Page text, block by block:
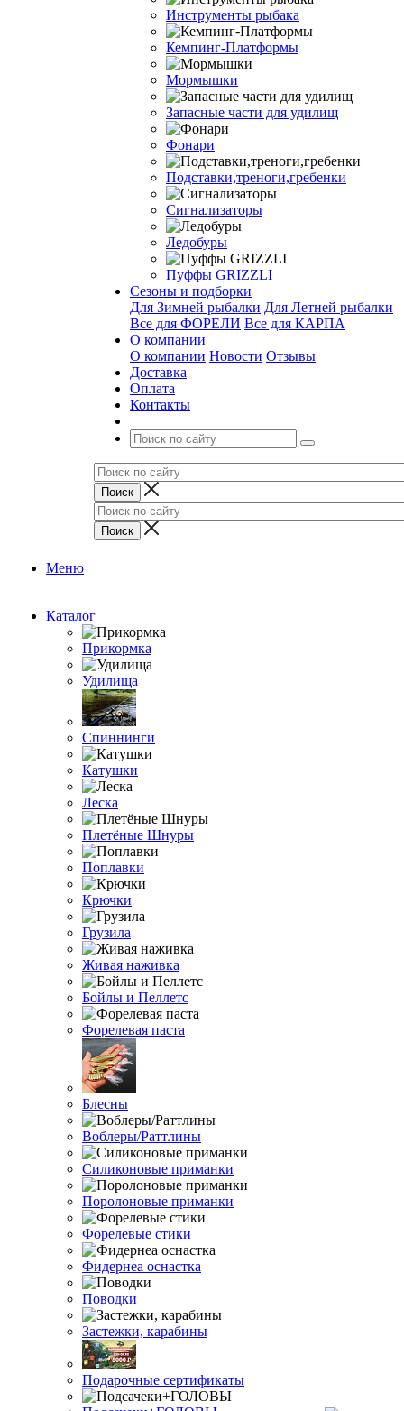
Инструменты рыбака
Кемпинг-Платформы
Мормышки
Запасные части для удилищ
Фонари
Подставки,треноги,гребенки
Сигнализаторы
Ледобуры
Пуффы GRIZZLI
Сезоны и подборки
Для Зимней рыбалки Для Летней рыбалки
Все для ФОРЕЛИ Все для КАРПА
О компании
О компании Новости Отзывы
Доставка
Оплата
Контакты
Меню
Каталог
Прикормка
Удилища
Спиннинги
Катушки
Леска
Плетёные Шнуры
Поплавки
Крючки
Грузила
Живая наживка
Бойлы и Пеллетс
Форелевая паста
Блесны
Воблеры/Раттлины
Силиконовые приманки
Поролоновые приманки
Форелевые стики
Фидернеа оснастка
Поводки
Застежки, карабины
Подарочные сертификаты